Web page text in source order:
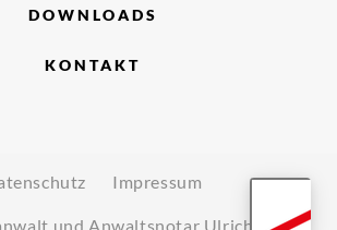
DOWNLOADS
KONTAKT
Impressum
und Anwaltsnotar Ulrich Holzer